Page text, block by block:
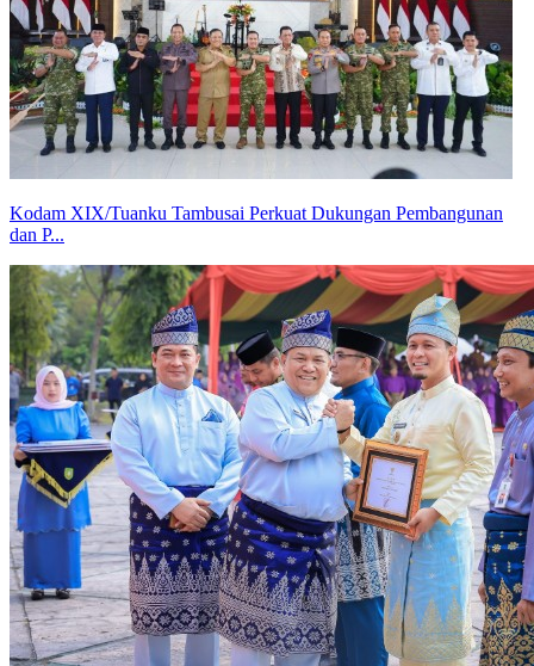
Kodam XIX/Tuanku Tambusai Perkuat Dukungan Pembangunan
dan P...